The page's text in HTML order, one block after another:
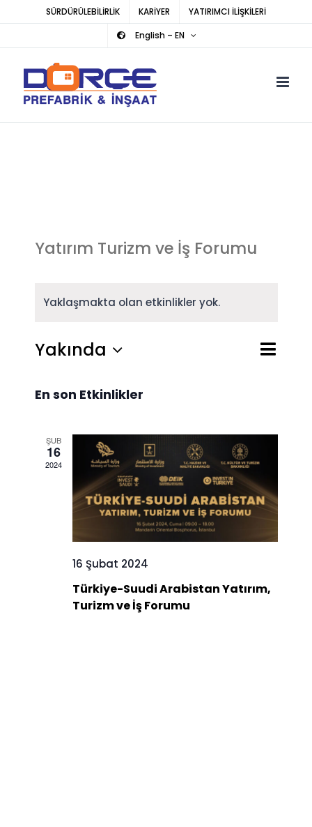
SÜRDÜRÜLEBİLİRLİK KARİYER
YATIRIMCI İLİŞKİLERİ
English – EN
Yatırım Turizm ve İş Forumu
Yaklaşmakta olan etkinlikler yok.
ve
Ara
Etkinlik
Liste
Yakında
seç.
En son Etkinlikler
ŞUB
16
2024
16 Şubat 2024
Türkiye-Suudi Arabistan Yatırım,
Turizm ve İş Forumu